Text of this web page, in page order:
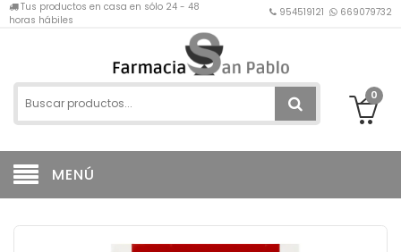
Tus productos en casa en sólo 24 - 48
horas hábiles
954519121 669079732
0
MENÚ